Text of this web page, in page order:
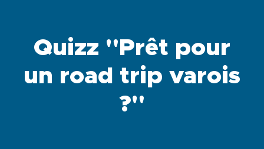
Quizz "Prêt pour
un road trip varois
?"